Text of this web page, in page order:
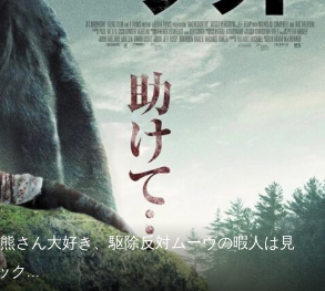
さん大好き、駆除反対ムーヴの暇人は見
ク...